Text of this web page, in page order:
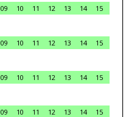
09 10 11 12 13 14
15
09 10 11 12 13 14
15
09 10 11 12 13 14
15
09 10 11 12 13 14
15